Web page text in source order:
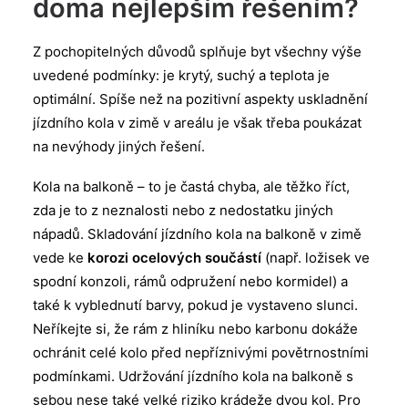
doma nejlepším řešením?
Z pochopitelných důvodů splňuje byt všechny výše
uvedené podmínky: je krytý, suchý a teplota je
optimální. Spíše než na pozitivní aspekty uskladnění
jízdního kola v zimě v areálu je však třeba poukázat
na nevýhody jiných řešení.
Kola na balkoně – to je častá chyba, ale těžko říct,
zda je to z neznalosti nebo z nedostatku jiných
nápadů. Skladování jízdního kola na balkoně v zimě
vede ke korozi ocelových součástí (např. ložisek ve
spodní konzoli, rámů odpružení nebo kormidel) a
také k vyblednutí barvy, pokud je vystaveno slunci.
Neříkejte si, že rám z hliníku nebo karbonu dokáže
ochránit celé kolo před nepříznivými povětrnostními
podmínkami. Udržování jízdního kola na balkoně s
sebou nese také velké riziko krádeže dvou kol. Pro